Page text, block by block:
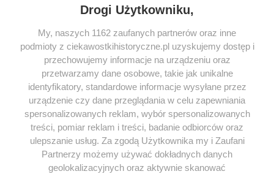
SERWIS
SPOŁECZNOŚĆ
WSPÓŁPRACA
KONTAKT
Drogi Użytkowniku,
My, naszych 1162 zaufanych partnerów oraz inne
podmioty z ciekawostkihistoryczne.pl uzyskujemy dostęp i
przechowujemy informacje na urządzeniu oraz
przetwarzamy dane osobowe, takie jak unikalne
identyfikatory, standardowe informacje wysyłane przez
urządzenie czy dane przeglądania w celu zapewniania
spersonalizowanych reklam, wybór spersonalizowanych
treści, pomiar reklam i treści, badanie odbiorców oraz
ulepszanie usług. Za zgodą Użytkownika my i Zaufani
Partnerzy możemy używać dokładnych danych
geolokalizacyjnych oraz aktywnie skanować